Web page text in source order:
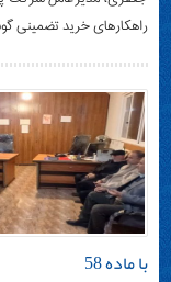
راهکارهای خرید تضمینی
با ماده 58